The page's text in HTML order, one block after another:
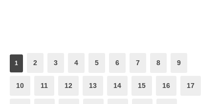
1 2 3 4 5 6 7 8 9
10 11 12 13 14 15 16 17